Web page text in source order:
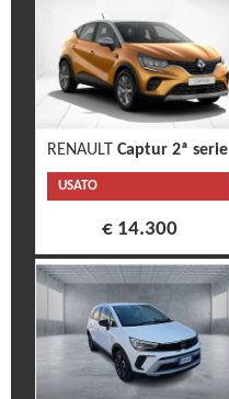
RENAULT Captur 2ª serie
USATO
€ 14.300